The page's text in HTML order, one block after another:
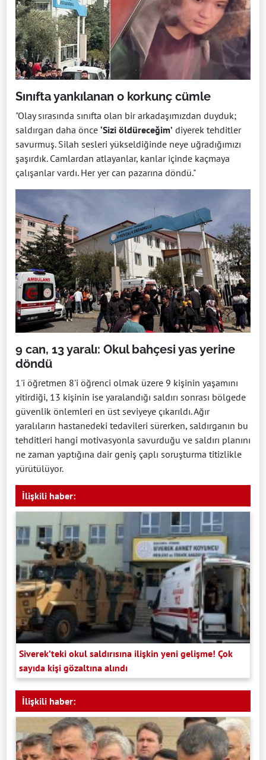
Sınıfta yankılanan o korkunç cümle
"Olay sırasında sınıfta olan bir arkadaşımızdan duyduk;
saldırgan daha önce ‘Sizi öldüreceğim’ diyerek tehditler
savurmuş. Silah sesleri yükseldiğinde neye uğradığımızı
şaşırdık. Camlardan atlayanlar, kanlar içinde kaçmaya
çalışanlar vardı. Her yer can pazarına döndü."
9 can, 13 yaralı: Okul bahçesi yas yerine
döndü
1'i öğretmen 8'i öğrenci olmak üzere 9 kişinin yaşamını
yitirdiği, 13 kişinin ise yaralandığı saldırı sonrası bölgede
güvenlik önlemleri en üst seviyeye çıkarıldı. Ağır
yaralıların hastanedeki tedavileri sürerken, saldırganın bu
tehditleri hangi motivasyonla savurduğu ve saldırı planını
ne zaman yaptığına dair geniş çaplı soruşturma titizlikle
yürütülüyor.
İlişkili haber:
Siverek’teki okul saldırısına ilişkin yeni gelişme! Çok
sayıda kişi gözaltına alındı
İlişkili haber: